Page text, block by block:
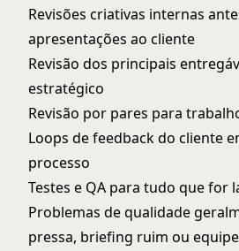
Revisões criativas internas
apresentações ao cliente
Revisão dos principais
estratégico
Revisão por pares para
Loops de feedback do cliente
processo
Testes e QA para tudo que for
Problemas de qualidade
pressa, briefing ruim ou